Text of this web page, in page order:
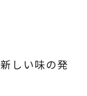
しい味の発